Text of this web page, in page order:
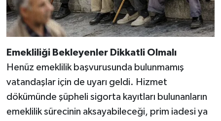
Emekliliği Bekleyenler Dikkatli Olmalı
Henüz emeklilik başvurusunda bulunmamış
vatandaşlar için de uyarı geldi. Hizmet
dökümünde şüpheli sigorta kayıtları bulunanların
emeklilik sürecinin aksayabileceği, prim iadesi ya